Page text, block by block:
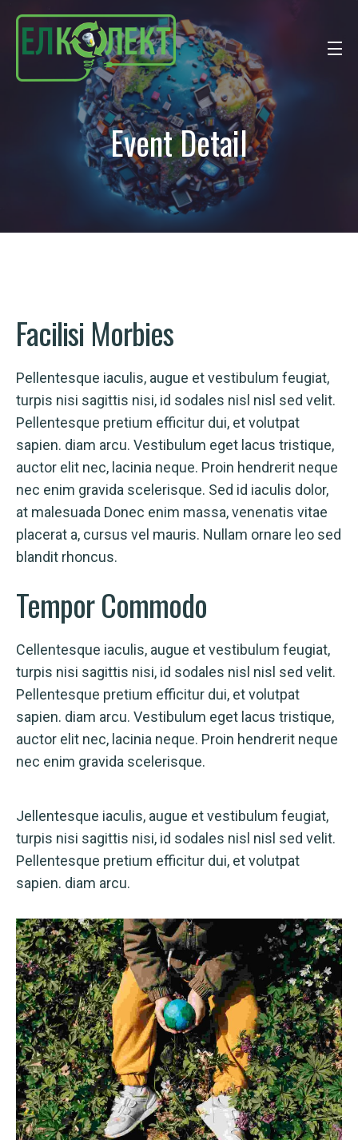
Event Detail
Facilisi Morbies
Pellentesque iaculis, augue et vestibulum feugiat,
turpis nisi sagittis nisi, id sodales nisl nisl sed velit.
Pellentesque pretium efficitur dui, et volutpat
sapien. diam arcu. Vestibulum eget lacus tristique,
auctor elit nec, lacinia neque. Proin hendrerit neque
nec enim gravida scelerisque. Sed id iaculis dolor,
at malesuada Donec enim massa, venenatis vitae
placerat a, cursus vel mauris. Nullam ornare leo sed
blandit rhoncus.
TemporCommodo
Cellentesque iaculis, augue et vestibulum feugiat,
turpis nisi sagittis nisi, id sodales nisl nisl sed velit.
Pellentesque pretium efficitur dui, et volutpat
sapien. diam arcu. Vestibulum eget lacus tristique,
auctor elit nec, lacinia neque. Proin hendrerit neque
nec enim gravida scelerisque.
Jellentesque iaculis, augue et vestibulum feugiat,
turpis nisi sagittis nisi, id sodales nisl nisl sed velit.
Pellentesque pretium efficitur dui, et volutpat
sapien. diam arcu.